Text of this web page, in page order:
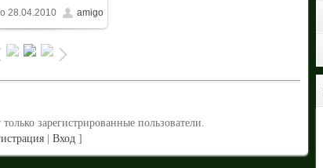
/ 85.0Kb
28.04.2010 amigo
зарегистрированные пользователи.
| Вход]